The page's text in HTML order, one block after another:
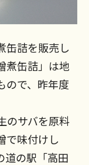
缶詰を販売し
煮缶詰」は地
ので、昨年度
のサバを原料
で味付けし
道の駅「高田